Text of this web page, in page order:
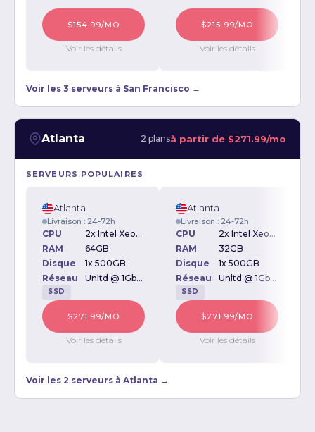
$154.99/MO
Voir les détails
$215.99/MO
Voir les détails
Voir les 3 serveurs à San Francisco →
Atlanta 2 plansà partir de $271.99/mo
SERVEURS POPULAIRES
Atlanta
Livraison : 24-72h
CPU
2x Intel Xeon E5-2650 2.00GHz
RAM
64GB
Disque
1x 500GB
Réseau
Unltd @ 1Gbps
SSD
$271.99/MO
Voir les détails
Atlanta
Livraison : 24-72h
CPU
2x Intel Xeon E5-2690v2 3.00GHz
RAM
32GB
Disque
1x 500GB
Réseau
Unltd @ 1Gbps
SSD
$271.99/MO
Voir les détails
Voir les 2 serveurs à Atlanta →